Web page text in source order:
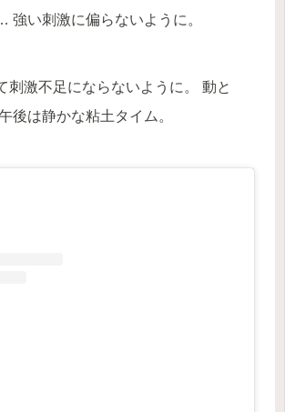
強い刺激に偏らないように。
刺激不足にならないように。 動と
後は静かな粘土タイム。